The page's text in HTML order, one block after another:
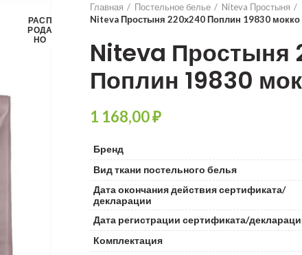
РАСП
РОДА
НО
Главная Постельное белье
Niteva Простыня
Niteva Простыня 220х240 Поплин 19830 мокко
Niteva Простыня
Поплин 19830
₽
Бренд
Вид ткани постельного белья
Дата окончания действия сертификата/
декларации
Дата регистрации сертификата/
Комплектация